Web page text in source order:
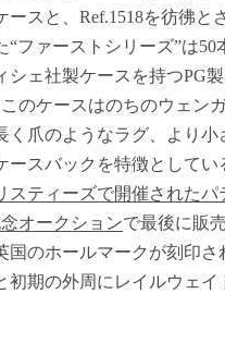
ースと、Ref.1518を彷彿と
“ファーストシリーズ”は50
シェ社製ケースを持つPG
のケースはのちのウェン
く爪のようなラグ、より小
ースバックを特徴としてい
スティーズで開催されたパ
オークションで最後に販
国のホールマークが刻印さ
初期の外周にレイルウェイ